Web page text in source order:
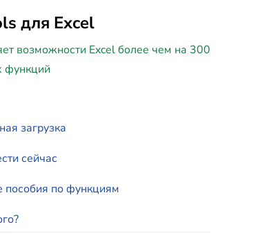
для Excel
возможности Excel более чем на 300
загрузка
сейчас
пособия по функциям